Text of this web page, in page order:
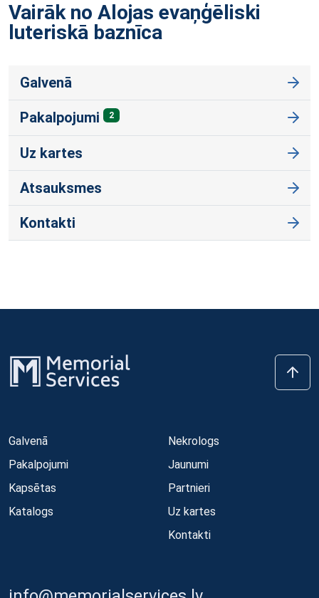
Vairāk no Alojas evaņģēliski
luteriskā baznīca
Galvenā
Pakalpojumi 2
Uz kartes
Atsauksmes
Kontakti
Galvenā
Pakalpojumi
Kapsētas
Katalogs
Nekrologs
Jaunumi
Partnieri
Uz kartes
Kontakti